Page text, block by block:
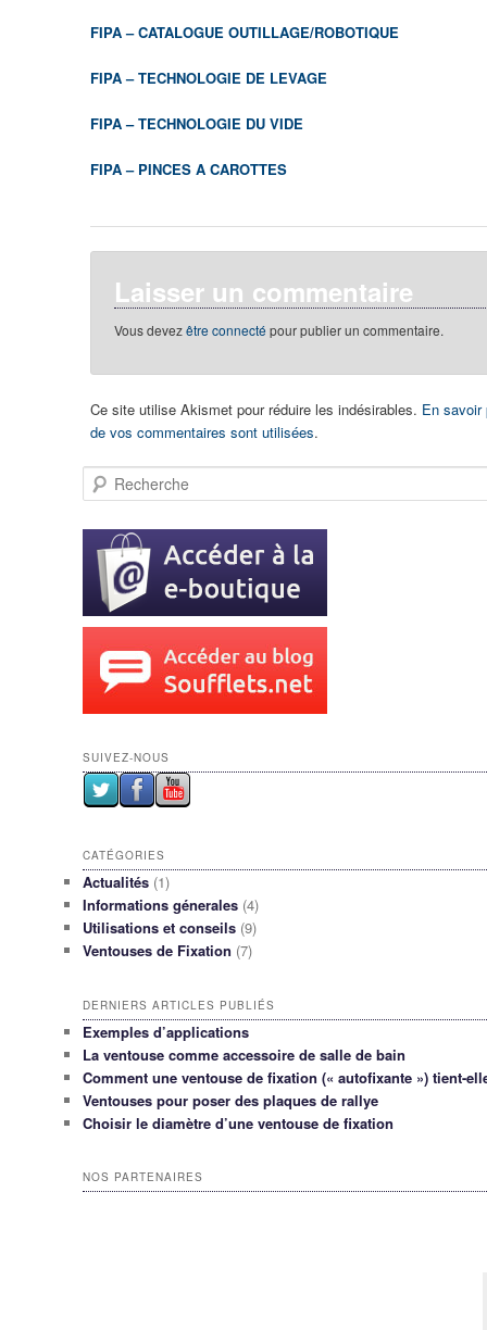
FIPA – CATALOGUE OUTILLAGE/ROBOTIQUE
FIPA – TECHNOLOGIE DE LEVAGE
FIPA – TECHNOLOGIE DU VIDE
FIPA – PINCES A CAROTTES
Laisser un commentaire
Vous devezêtre connecté pour publier un commentaire.
Ce site utilise Akismet pour réduire les indésirables. En savoir
de vos commentaires sont utilisées.
Recherche
SUIVEZ-NOUS
CATÉGORIES
Actualités (1)
Informations génerales (4)
Utilisations et conseils (9)
Ventouses de Fixation (7)
DERNIERS ARTICLES PUBLIÉS
Exemples d’applications
La ventouse comme accessoire de salle de bain
Comment une ventouse de fixation (« autofixante ») tient-
Ventouses pour poser des plaques de rallye
Choisir le diamètre d’une ventouse de fixation
NOS PARTENAIRES